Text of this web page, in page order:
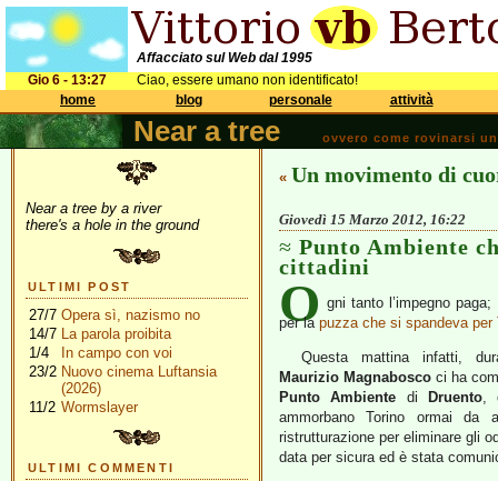
Affacciato sul Web dal 1995
Gio 6 - 13:27
Ciao, essere umano non identificato!
home
blog personale attività
Near a tree ovvero come rovinarsi
Near a tree by a river
there's a hole in the ground
ULTIMI POST
27/7 Opera sì, nazismo no
14/7 La parola proibita
1/4
In campo con voi
23/2 Nuovo cinema Luftansia
(2026)
11/2 Wormslayer
ULTIMI COMMENTI
« Un movimento di
Giovedì 15 Marzo 2012, 16:22
Punto Ambiente
cittadini
O gni tanto l’impegno
per la puzza che si spandeva per
Questa mattina infatti,
Maurizio Magnabosco ci ha
Punto Ambiente di Druento,
ammorbano Torino ormai
ristrutturazione per eliminare gli
data per sicura ed è stata